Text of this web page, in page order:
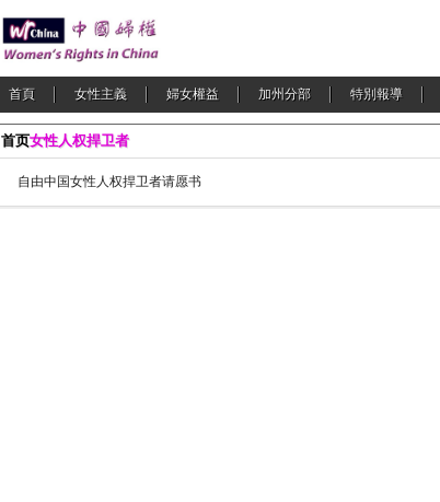
首頁 女性主義 婦女權益 加州分部 特別報導
首页女性人权捍卫者
自由中国女性人权捍卫者请愿书